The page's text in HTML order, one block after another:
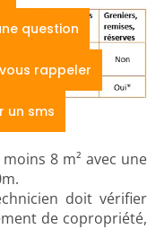
8 m² avec une
doit vérifier
de copropriété,
question
rappeler
un sms